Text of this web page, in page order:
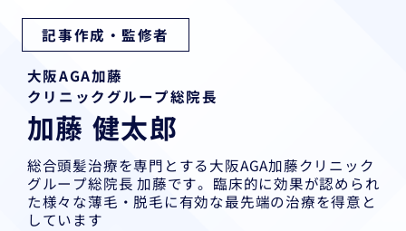
記事作成・監修者
大阪AGA加藤
クリニックグループ総院長
加藤 健太郎
総合頭髪治療を専門とする大阪AGA加藤クリニック
グループ総院長 加藤です。臨床的に効果が認められ
た様々な薄毛・脱毛に有効な最先端の治療を得意と
しています